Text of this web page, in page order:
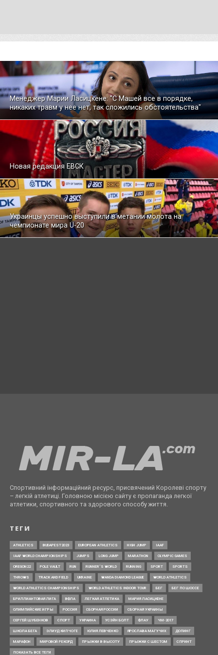
Менеджер Марии Ласицкене: "С Машей все в порядке,
никаких травм у нее нет, так сложились обстоятельства"
Новая редакция ЕВСК
Украинцы успешно выступили в метании молота на
чемпионате мира U-20
Спортивний інформаційний ресурс, присвячений Королеві спорту
– легкій атлетиці. Головною місією сайту є пропаганда легкої
атлетики, спортивного та здорового способу життя.
ТЕГИ
ATHLETICS BUDAPEST2023 EUROPEAN ATHLETICS HIGH JUMP IAAF
IAAF WORLD CHAMPIONSHIPS JUMPS LONG JUMP MARATHON OLYMPIC GAMES
OREGON22 POLE VAULT RUN RUNNER’S WORLD RUNNING SPORT SPORTS
THROWS TRACK AND FIELD UKRAINE WANDA DIAMOND LEAGUE WORLD ATHLETICS
WORLD ATHLETICS CHAMPIONSHIPS WORLD ATHLETICS INDOOR TOUR БЕГ БЕГ ПО ШОССЕ
БРИЛЛИАНТОВАЯ ЛИГА ВФЛА ЛЕГКАЯ АТЛЕТИКА МАРИЯ ЛАСИЦКЕНЕ
ОЛИМПИЙСКИЕ ИГРЫ РОССИЯ СБОРНАЯ РОССИИ СБОРНАЯ УКРАИНЫ
СЕРГЕЙ ШУБЕНКОВ СПОРТ УКРАИНА УСЭЙН БОЛТ ФЛАУ ЧМ-2017
ШКОЛА БЕГА ЭЛИУД КИПЧОГЕ ЮЛИЯ ЛЕВЧЕНКО ЯРОСЛАВА МАГУЧИХ ДОПИНГ
МАРАФОН МИРОВОЙ РЕКОРД ПРЫЖКИ В ВЫСОТУ ПРЫЖКИ С ШЕСТОМ СПРИНТ
ПОКАЗАТЬ ВСЕ ТЕГИ